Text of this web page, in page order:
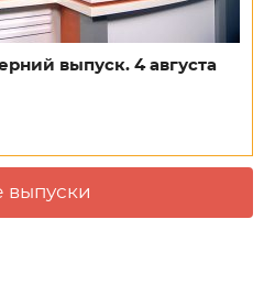
выпуск. 4 августа
выпуски